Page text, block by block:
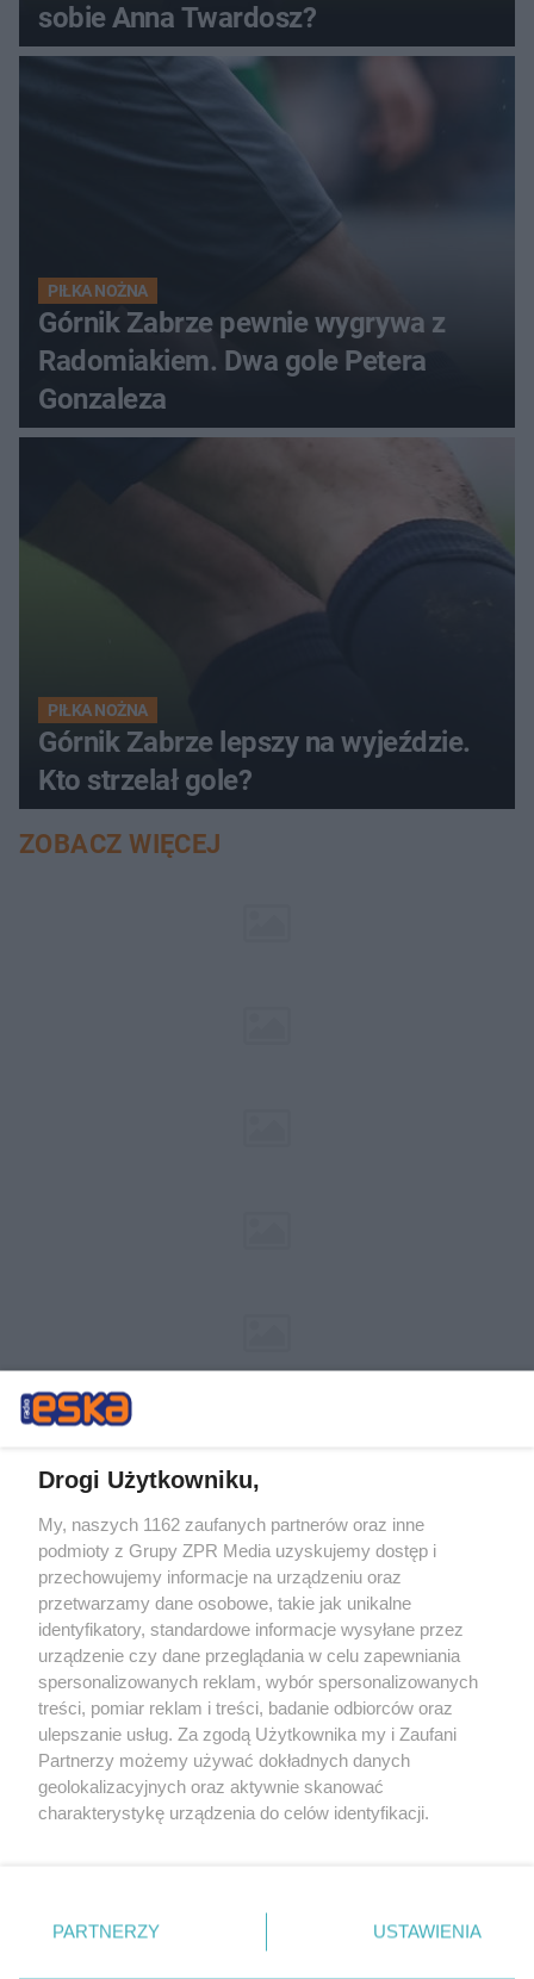
sobie Anna Twardosz?
PIŁKA NOŻNA
Górnik Zabrze pewnie wygrywa z
Radomiakiem. Dwa gole Petera
Gonzaleza
PIŁKA NOŻNA
Górnik Zabrze lepszy na wyjeździe.
Kto strzelał gole?
ZOBACZ WIĘCEJ
Żaden utwór zamieszczony w serwisie nie może być powielany i
rozpowszechniany lub dalej rozpowszechniany w jakikolwiek sposób (w
tym także elektroniczny lub mechaniczny) na jakimkolwiek polu
eksploatacji w jakiejkolwiek formie, włącznie z umieszczaniem w
Internecie bez pisemnej zgody właściciela praw. Jakiekolwiek użycie lub
wykorzystanie utworów w całości lub w części z naruszeniem prawa,
tzn. bez właściwej zgody, jest zabronione pod groźbą kary i może być
ścigane prawnie.
Drogi Użytkowniku,
My, naszych 1162 zaufanych partnerów oraz inne
podmioty z Grupy ZPR Media uzyskujemy dostęp i
przechowujemy informacje na urządzeniu oraz
przetwarzamy dane osobowe, takie jak unikalne
identyfikatory, standardowe informacje wysyłane przez
urządzenie czy dane przeglądania w celu zapewniania
spersonalizowanych reklam, wybór spersonalizowanych
treści, pomiar reklam i treści, badanie odbiorców oraz
ulepszanie usług. Za zgodą Użytkownika my i Zaufani
Partnerzy możemy używać dokładnych danych
geolokalizacyjnych oraz aktywnie skanować
charakterystykę urządzenia do celów identyfikacji.
zmienić/wycofać klikając przycisk ustawień prywatności
znajdujący się w lewym dolnym rogu strony
rodzaje przetwarzania danych nie wymagają zgody
PARTNERZY USTAWIENIA